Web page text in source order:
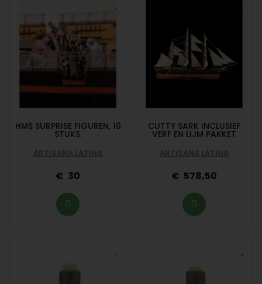
HMS SURPRISE FIGUREN, 10
STUKS.
ARTISANA LATINA
30
CUTTY SARK INCLUSIEF
VERF EN LIJM PAKKET
ARTISANA LATINA
578,50